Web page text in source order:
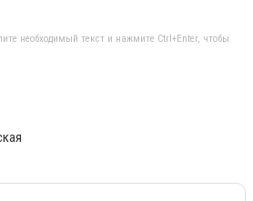
необходимый текст и нажмите Ctrl+Enter, чтобы